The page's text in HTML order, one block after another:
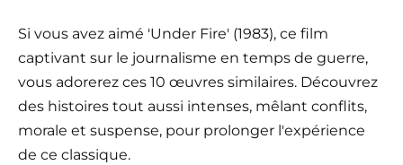
Si vous avez aimé 'Under Fire' (1983), ce film
captivant sur le journalisme en temps de guerre,
vous adorerez ces 10 œuvres similaires. Découvrez
des histoires tout aussi intenses, mêlant conflits,
morale et suspense, pour prolonger l'expérience
de ce classique.